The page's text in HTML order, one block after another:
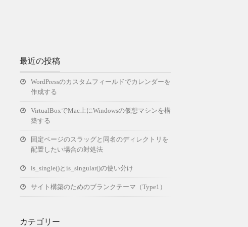
最近の投稿
WordPressのカスタムフィールドでカレンダーを
作成する
VirtualBoxでMac上にWindowsの仮想マシンを構
築する
固定ページのスラッグと同名のディレクトリを
配置したい場合の対処法
is_single()とis_singular()の使い分け
サイト構築のためのブランクテーマ（Type1）
カテゴリー